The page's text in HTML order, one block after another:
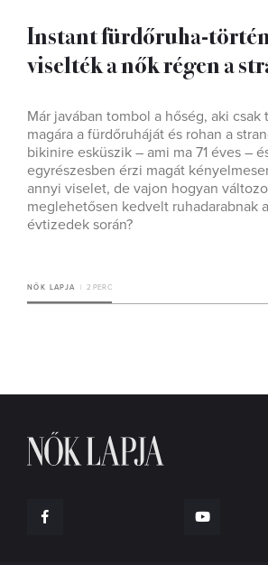
Instant fürdőruha-
viselték a nők régen a
Már javában tombol a hőség, aki csak
magára a fürdőruháját és rohan a
bikinire esküszik – ami ma 71 éves –
egyrészesben érzi magát
annyi viselet, de vajon hogyan
meglehetősen kedvelt ruhadarabnak
évtizedek során?
NŐK LAPJA 2 PERC